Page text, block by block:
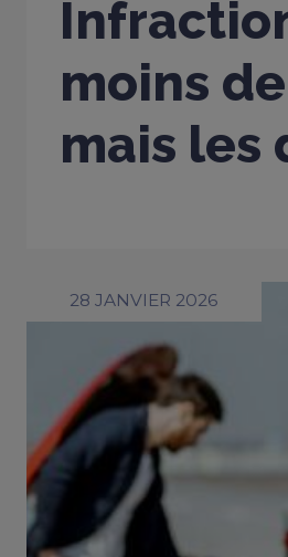
moins
mais les
28 JANVIER 2026